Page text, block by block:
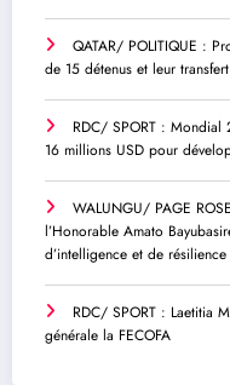
QATAR/ POLITIQUE :
de 15 détenus et leur
RDC/ SPORT :
16 millions USD pour
WALUNGU/ PAGE
l’Honorable Amato
d’intelligence et de résilience
RDC/ SPORT : Laetitia
générale la FECOFA